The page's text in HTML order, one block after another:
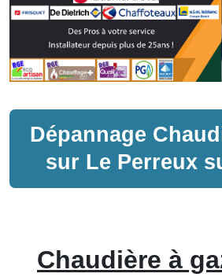
Dépannage
sur Le Perreux
Chaudière à